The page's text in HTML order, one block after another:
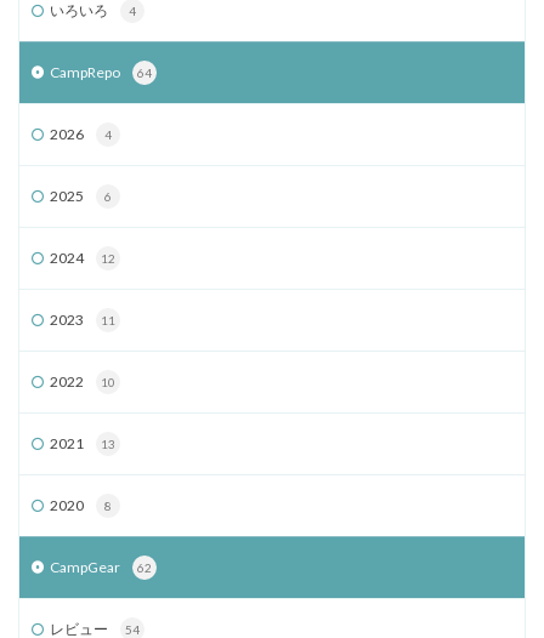
いろいろ 4
CampRepo 64
2026 4
2025 6
2024 12
2023 11
2022 10
2021 13
2020 8
CampGear 62
レビュー 54